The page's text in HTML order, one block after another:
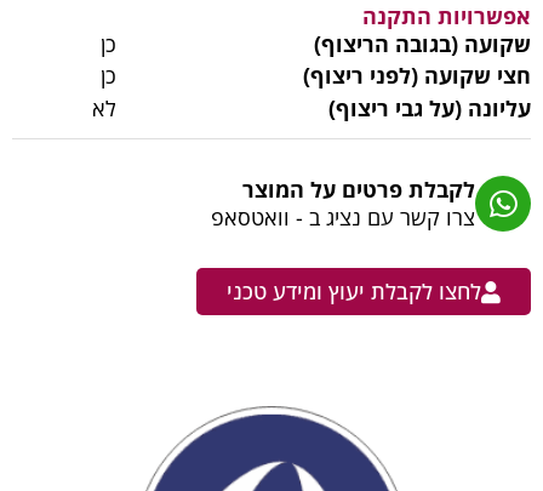
אפשרויות התקנה
שקועה (בגובה הריצוף)
כן
חצי שקועה (לפני ריצוף)
כן
עליונה (על גבי ריצוף)
לא
לקבלת פרטים על המוצר
צרו קשר עם נציג ב - וואטסאפ
לחצו לקבלת יעוץ ומידע טכני